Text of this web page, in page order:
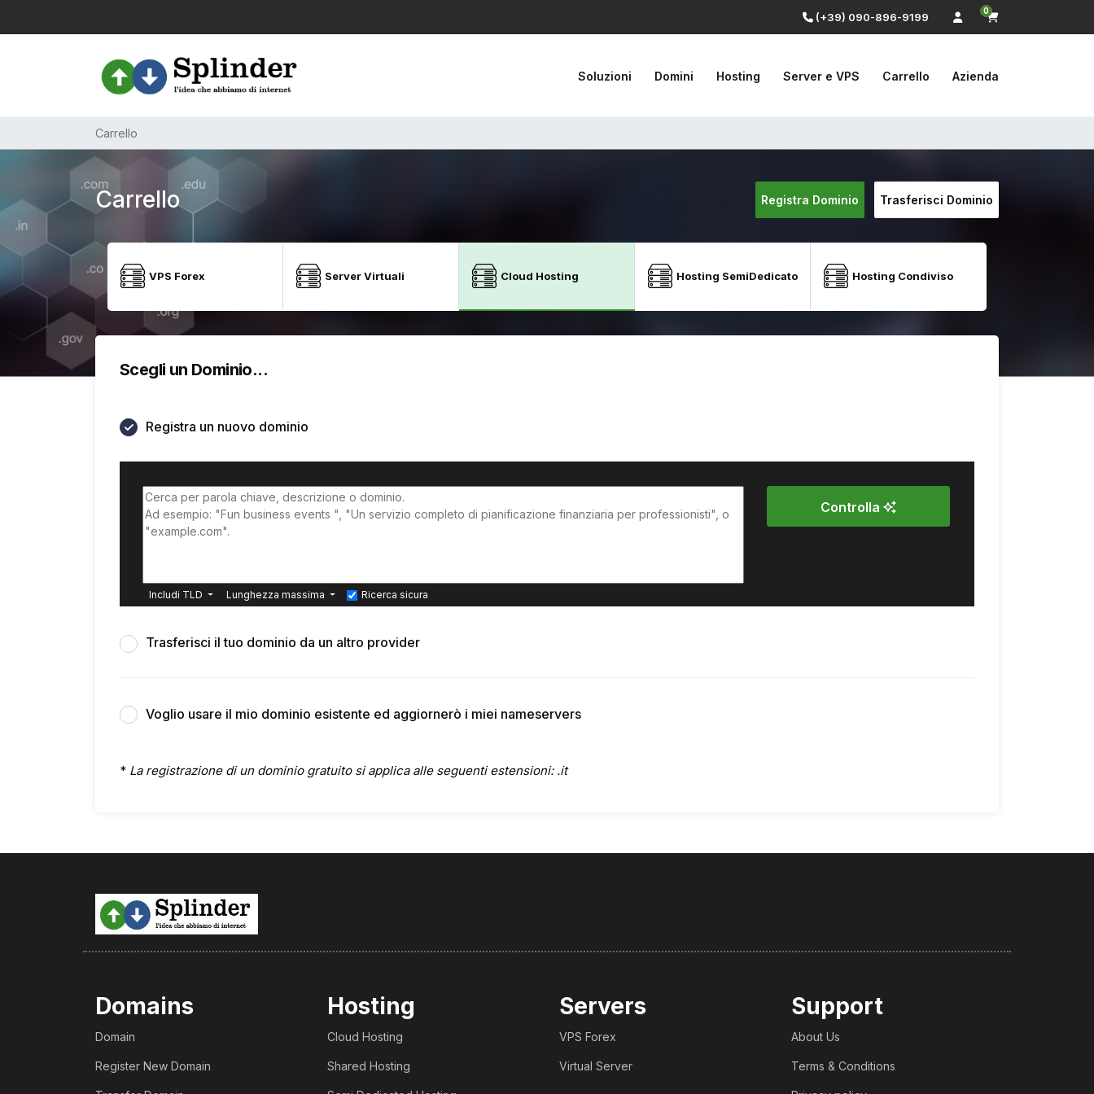
(+39) 090-896-9199 0
Soluzioni Domini Hosting Server e VPS Carrello Azienda
Carrello
Carrello Registra Dominio Trasferisci Dominio
VPS Forex Server Virtuali Cloud Hosting Hosting SemiDedicato Hosting Condiviso
Scegli un Dominio...
Registra un nuovo dominio
Controlla
Includi TLD Lunghezza massima Ricerca sicura
Trasferisci il tuo dominio da un altro provider
Voglio usare il mio dominio esistente ed aggiornerò i miei nameservers
* La registrazione di un dominio gratuito si applica alle seguenti estensioni: .it
Domains
Domain
Register New Domain
Hosting
Cloud Hosting
Shared Hosting
Servers
VPS Forex
Virtual Server
Support
About Us
Terms & Conditions